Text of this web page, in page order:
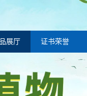
展厅 证书荣誉